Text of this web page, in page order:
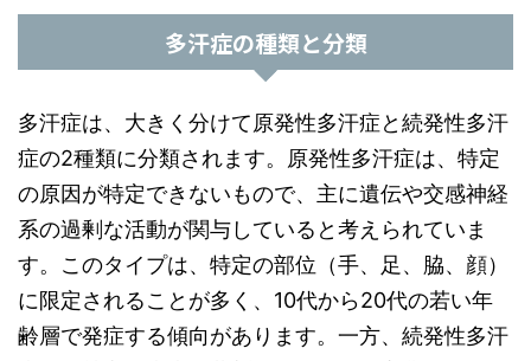
多汗症の種類と分類
多汗症は、大きく分けて原発性多汗症と続発性多汗
症の2種類に分類されます。原発性多汗症は、特定
の原因が特定できないもので、主に遺伝や交感神経
系の過剰な活動が関与していると考えられていま
す。このタイプは、特定の部位（手、足、脇、顔）
に限定されることが多く、10代から20代の若い年
齢層で発症する傾向があります。一方、続発性多汗